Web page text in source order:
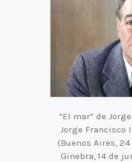
“El mar” de
Jorge Francisco
(Buenos Aires,
Ginebra, 14 de